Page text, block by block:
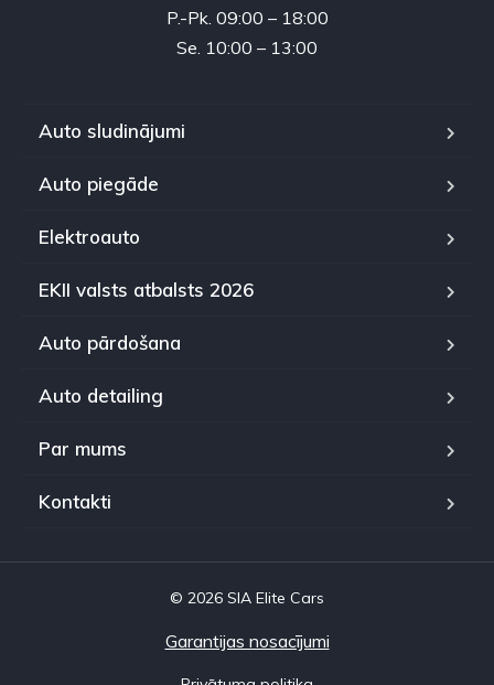
P.-Pk. 09:00 – 18:00
Se. 10:00 – 13:00
Auto sludinājumi
Auto piegāde
Elektroauto
EKII valsts atbalsts 2026
Auto pārdošana
Auto detailing
Par mums
Kontakti
© 2026 SIA Elite Cars
Garantijas nosacījumi